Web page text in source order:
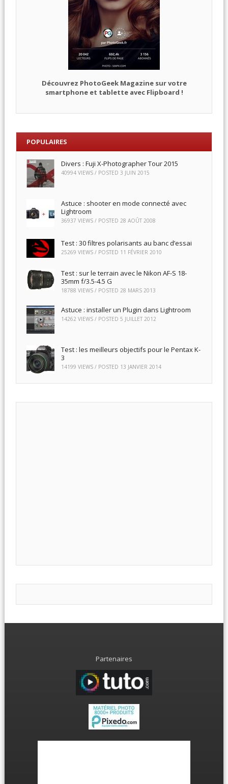
Découvrez PhotoGeek Magazine sur votre
smartphone et tablette avec Flipboard !
POPULAIRES
Divers : Fuji X-Photographer Tour 2015
40994 VIEWS / POSTED 3 JUIN 2015
Astuce : shooter en mode connecté avec
Lightroom
36937 VIEWS / POSTED 28 AOÛT 2008
Test : 30 filtres polarisants au banc d’essai
25269 VIEWS / POSTED 11 FÉVRIER 2010
Test : sur le terrain avec le Nikon AF-S 18-
35mm f/3.5-4.5 G
18788 VIEWS / POSTED 28 MARS 2013
Astuce : installer un Plugin dans Lightroom
14262 VIEWS / POSTED 5 JUILLET 2012
Test : les meilleurs objectifs pour le Pentax K-
3
14199 VIEWS / POSTED 13 JANVIER 2014
Partenaires